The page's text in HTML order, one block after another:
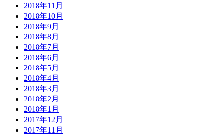
2018年11月
2018年10月
2018年9月
2018年8月
2018年7月
2018年6月
2018年5月
2018年4月
2018年3月
2018年2月
2018年1月
2017年12月
2017年11月